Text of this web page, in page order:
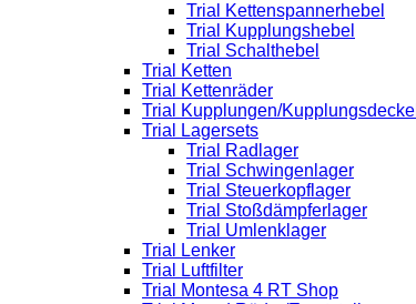
Trial Kettenspannerhebel
Trial Kupplungshebel
Trial Schalthebel
Trial Ketten
Trial Kettenräder
Trial Kupplungen/Kupplungsdeckel
Trial Lagersets
Trial Radlager
Trial Schwingenlager
Trial Steuerkopflager
Trial Stoßdämpferlager
Trial Umlenklager
Trial Lenker
Trial Luftfilter
Trial Montesa 4 RT Shop